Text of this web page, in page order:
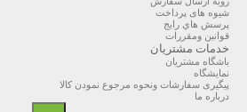
شیوه های پرداخت
پرسش هاي رايج
قوانین ومقررات
خدمات مشتریان
باشگاه مشتریان
نمایشگاه
پیگیری سفارشات ونحوه مرجوع نمودن کالا
درباره ما